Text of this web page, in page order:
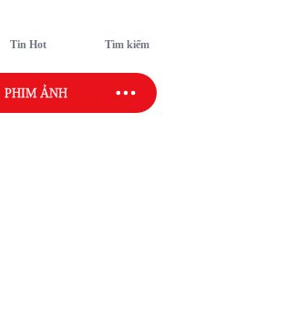
Tin Hot Tìm kiếm
PHIM ẢNH SAO SPORT